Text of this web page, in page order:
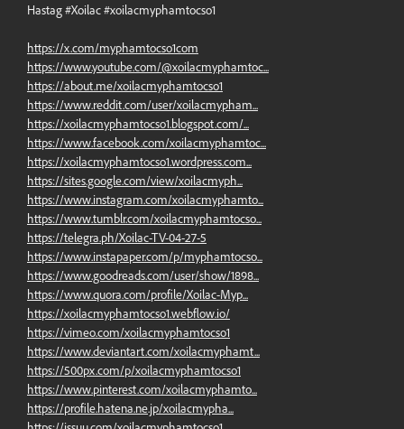
Hastag #Xoilac #xoilacmyphamtocso1
https://x.com/myphamtocso1com
https://www.youtube.com/@xoilacmyphamtoc...
https://about.me/xoilacmyphamtocso1
https://www.reddit.com/user/xoilacmypham...
https://xoilacmyphamtocso1.blogspot.com/...
https://www.facebook.com/xoilacmyphamtoc...
https://xoilacmyphamtocso1.wordpress.com...
https://sites.google.com/view/xoilacmyph...
https://www.instagram.com/xoilacmyphamto...
https://www.tumblr.com/xoilacmyphamtocso...
https://telegra.ph/Xoilac-TV-04-27-5
https://www.instapaper.com/p/myphamtocso...
https://www.goodreads.com/user/show/1898...
https://www.quora.com/profile/Xoilac-Myp...
https://xoilacmyphamtocso1.webflow.io/
https://vimeo.com/xoilacmyphamtocso1
https://www.deviantart.com/xoilacmyphamt...
https://500px.com/p/xoilacmyphamtocso1
https://www.pinterest.com/xoilacmyphamto...
https://profile.hatena.ne.jp/xoilacmypha...